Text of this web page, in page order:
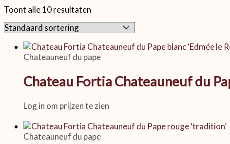
Toont alle 10 resultaten
Chateauneuf du pape
Chateau Fortia Chateauneuf du
Log in om prijzen te zien
Chateauneuf du pape